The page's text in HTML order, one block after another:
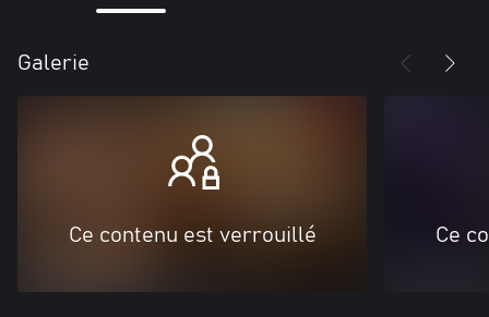
Galerie
Ce contenu est verrouillé Ce